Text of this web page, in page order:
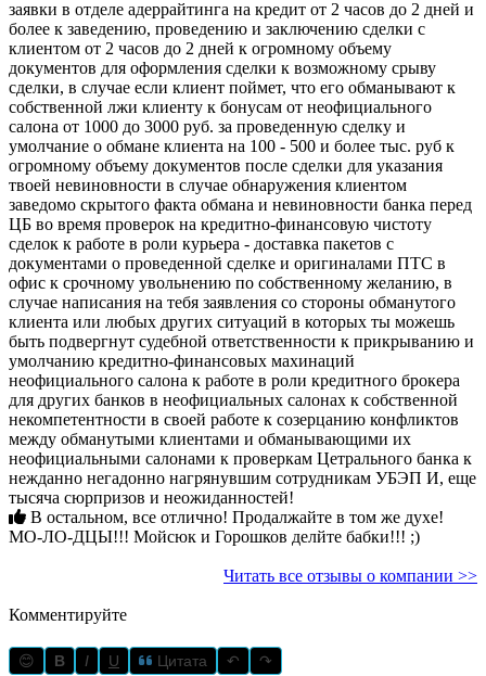
заявки в отделе адеррайтинга на кредит от 2 часов до 2 дней и
более к заведению, проведению и заключению сделки с
клиентом от 2 часов до 2 дней к огромному объему
документов для оформления сделки к возможному срыву
сделки, в случае если клиент поймет, что его обманывают к
собственной лжи клиенту к бонусам от неофициального
салона от 1000 до 3000 руб. за проведенную сделку и
умолчание о обмане клиента на 100 - 500 и более тыс. руб к
огромному объему документов после сделки для указания
твоей невиновности в случае обнаружения клиентом
заведомо скрытого факта обмана и невиновности банка перед
ЦБ во время проверок на кредитно-финансовую чистоту
сделок к работе в роли курьера - доставка пакетов с
документами о проведенной сделке и оригиналами ПТС в
офис к срочному увольнению по собственному желанию, в
случае написания на тебя заявления со стороны обманутого
клиента или любых других ситуаций в которых ты можешь
быть подвергнут судебной ответственности к прикрыванию и
умолчанию кредитно-финансовых махинаций
неофициального салона к работе в роли кредитного брокера
для других банков в неофициальных салонах к собственной
некомпетентности в своей работе к созерцанию конфликтов
между обманутыми клиентами и обманывающими их
неофициальными салонами к проверкам Цетрального банка к
нежданно негадонно нагрянувшим сотрудникам УБЭП И, еще
тысяча сюрпризов и неожиданностей!
МО-ЛО-ДЦЫ!!! Мойсюк и Горошков делйте бабки!!! ;)
Читать все отзывы о компании >>
Комментируйте
😊 B I U Цитата ↶ ↷